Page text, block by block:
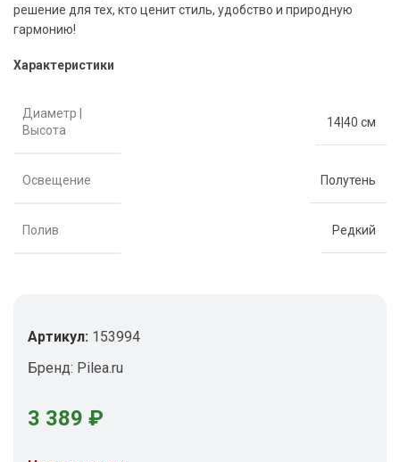
решение для тех, кто ценит стиль, удобство и природную
гармонию!
Характеристики
Диаметр |
Высота
14|40 см
Освещение Полутень
Полив Редкий
Артикул: 153994
Бренд: Pilea.ru
3 389 ₽